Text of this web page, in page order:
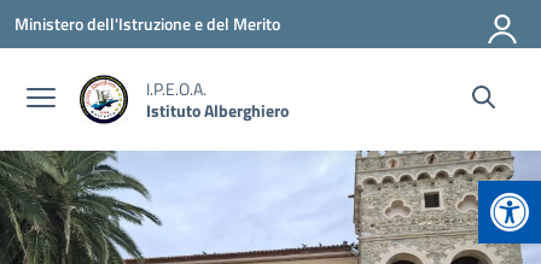
Vai ai contenuti
Vai al menu di navigazione
Vai al footer
Ministero dell'Istruzione e del Merito
I.P.E.O.A.
Istituto Alberghiero